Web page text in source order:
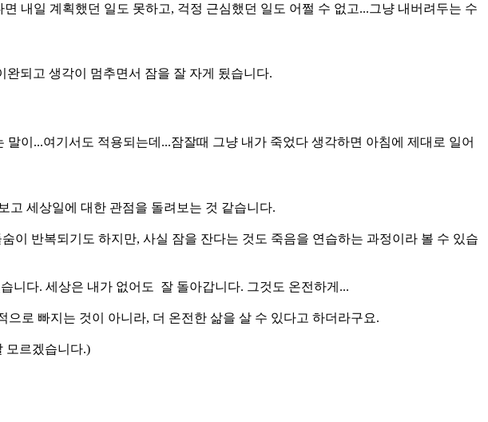
내일 계획했던 일도 못하고, 걱정 근심했던 일도 어쩔 수 없고...그냥 내버려두는 수
되고 생각이 멈추면서 잠을 잘 자게 됬습니다.
말이...여기서도 적용되는데...잠잘때 그냥 내가 죽었다 생각하면 아침에 제대로 일어
고 세상일에 대한 관점을 돌려보는 것 같습니다.
이 반복되기도 하지만, 사실 잠을 잔다는 것도 죽음을 연습하는 과정이라 볼 수 있습
니다. 세상은 내가 없어도 잘 돌아갑니다. 그것도 온전하게...
로 빠지는 것이 아니라, 더 온전한 삶을 살 수 있다고 하더라구요.
모르겠습니다.)